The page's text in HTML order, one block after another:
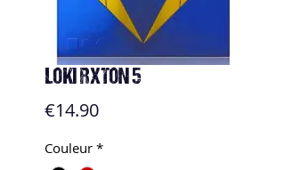
LOKI RXTON 5
€14.90Price
Couleur *